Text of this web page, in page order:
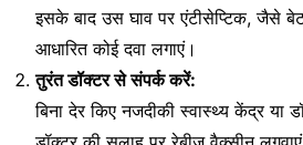
इसके बाद उस घाव पर एंटीसेप्टिक, जैसे
आधारित कोई दवा लगाएं।
तुरंत डॉक्टर से संपर्क करें:
बिना देर किए नजदीकी स्वास्थ्य केंद्र या